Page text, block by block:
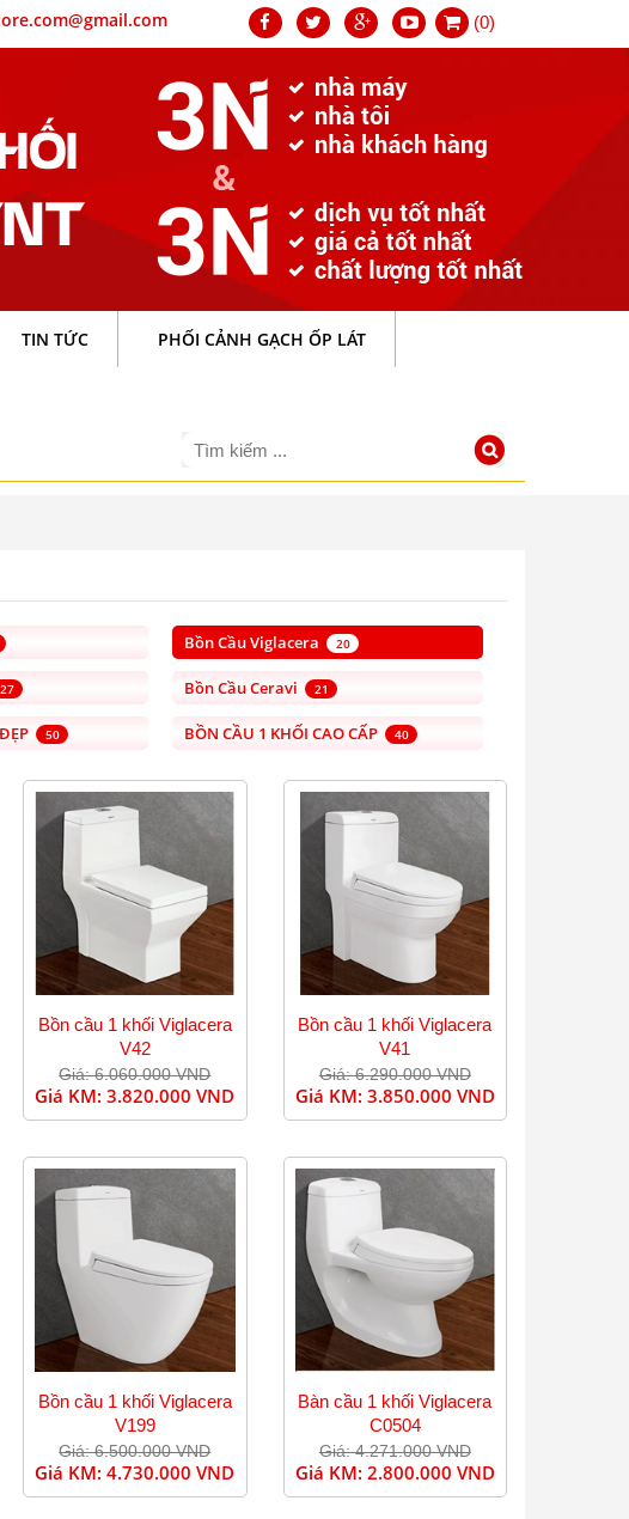
(0)
TIN TỨC PHỐI CẢNH GẠCH ỐP LÁT
Bồn Cầu Viglacera 20
27 Bồn Cầu Ceravi 21
50 BỒN CẦU 1 KHỐI CAO CẤP 40
Bồn cầu 1 khối Viglacera
V42
Giá: 6.060.000 VND
Giá KM:3.820.000 VND
Bồn cầu 1 khối Viglacera
V41
Giá: 6.290.000 VND
Giá KM: 3.850.000 VND
Bồn cầu 1 khối Viglacera
V199
Giá: 6.500.000 VND
Giá KM:4.730.000 VND
Bàn cầu 1 khối Viglacera
C0504
Giá: 4.271.000 VND
Giá KM: 2.800.000 VND